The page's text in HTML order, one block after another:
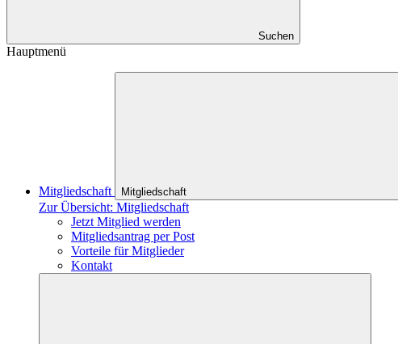
Suchen
Hauptmenü
Mitgliedschaft Mitgliedschaft
Zur Übersicht: Mitgliedschaft
Jetzt Mitglied werden
Mitgliedsantrag per Post
Vorteile für Mitglieder
Kontakt